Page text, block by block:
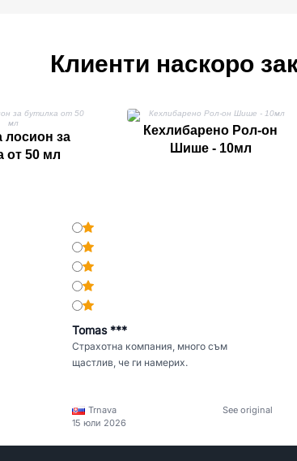
Клиенти наскоро
лосион за
от 50 мл
Кехлибарено Рол-он
Шише - 10мл
Tomas ***
Страхотна компания, много съм
щастлив, че ги намерих.
Trnava
See original
15 юли 2026